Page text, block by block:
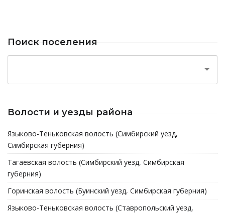
Поиск поселения
Волости и уезды района
Языково-Теньковская волость (Симбирский уезд,
Симбирская губерния)
Тагаевская волость (Симбирский уезд, Симбирская
губерния)
Горинская волость (Буинский уезд, Симбирская губерния)
Языково-Теньковская волость (Ставропольский уезд,